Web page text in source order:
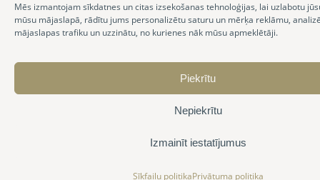
Mēs izmantojam sīkdatnes un citas izsekošanas tehnoloģijas, lai uzlabotu
mūsu mājaslapā, rādītu jums personalizētu saturu un mērķa reklāmu,
mājaslapas trafiku un uzzinātu, no kurienes nāk mūsu apmeklētāji.
Piekrītu
Nepiekrītu
Izmainīt iestatījumus
Sīkfailu politikaPrivātuma politika